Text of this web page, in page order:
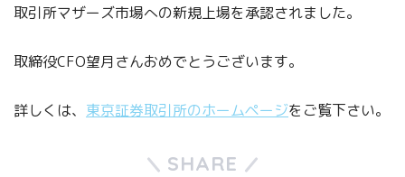
取引所マザーズ市場への新規上場を承認されました。
取締役CFO望月さんおめでとうございます。
詳しくは、 東京証券取引所のホームページをご覧下さい。
SHARE